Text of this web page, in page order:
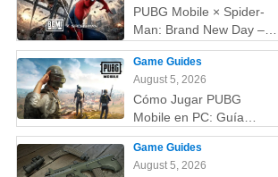
PUBG Mobile × Spider-
Man: Brand New Day –
Todo lo que debes saber:
skins, fecha,
recompensas y más
Game Guides
August 5, 2026
Cómo Jugar PUBG
Mobile en PC: Guía
Completa (Fácil y
Rápido)
Game Guides
August 5, 2026